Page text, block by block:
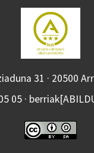
31 · 20500
05 ·